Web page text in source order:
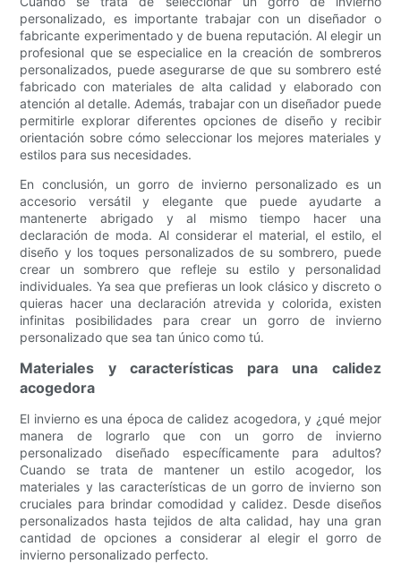
personalizado, es importante trabajar con un diseñador o
fabricante experimentado y de buena reputación. Al elegir un
profesional que se especialice en la creación de sombreros
personalizados, puede asegurarse de que su sombrero esté
fabricado con materiales de alta calidad y elaborado con
atención al detalle. Además, trabajar con un diseñador puede
permitirle explorar diferentes opciones de diseño y recibir
orientación sobre cómo seleccionar los mejores materiales y
estilos para sus necesidades.
En conclusión, un gorro de invierno personalizado es un
accesorio versátil y elegante que puede ayudarte a
mantenerte abrigado y al mismo tiempo hacer una
declaración de moda. Al considerar el material, el estilo, el
diseño y los toques personalizados de su sombrero, puede
crear un sombrero que refleje su estilo y personalidad
individuales. Ya sea que prefieras un look clásico y discreto o
quieras hacer una declaración atrevida y colorida, existen
infinitas posibilidades para crear un gorro de invierno
personalizado que sea tan único como tú.
Materiales y características para una calidez
acogedora
El invierno es una época de calidez acogedora, y ¿qué mejor
manera de lograrlo que con un gorro de invierno
personalizado diseñado específicamente para adultos?
Cuando se trata de mantener un estilo acogedor, los
materiales y las características de un gorro de invierno son
cruciales para brindar comodidad y calidez. Desde diseños
personalizados hasta tejidos de alta calidad, hay una gran
cantidad de opciones a considerar al elegir el gorro de
invierno personalizado perfecto.